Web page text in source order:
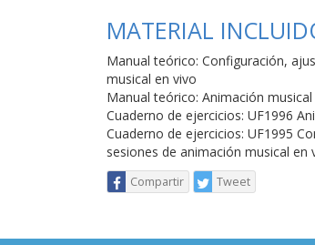
MATERIAL
Manual teórico: Configuración,
musical en vivo
Manual teórico: Animación
Cuaderno de ejercicios: UF1996
Cuaderno de ejercicios: UF1995
sesiones de animación musical en
Compartir Tweet